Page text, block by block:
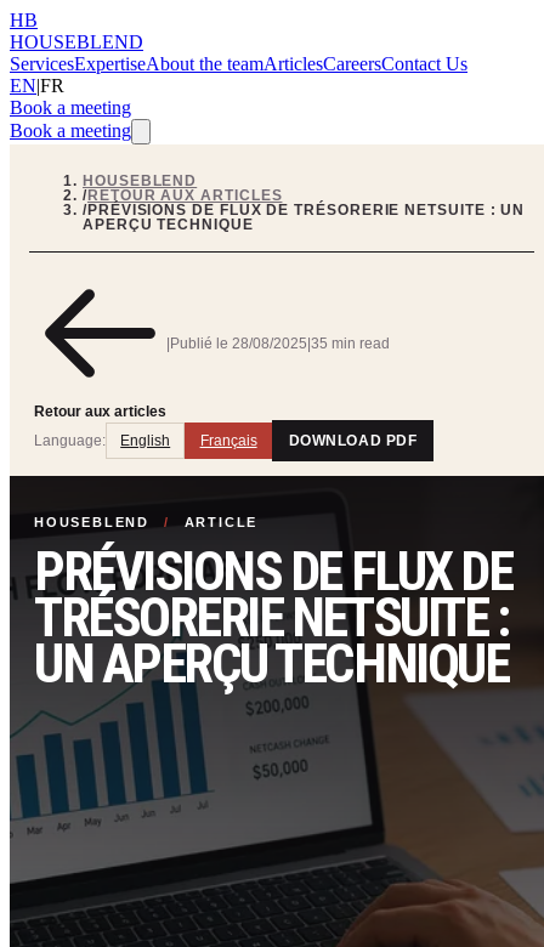
HB
HOUSEBLEND
ServicesExpertiseAbout the teamArticlesCareersContact Us
EN|FR
Book a meeting
Book a meeting
HOUSEBLEND
/RETOUR AUX ARTICLES
/PRÉVISIONS DE FLUX DE TRÉSORERIE NETSUITE : UN
APERÇU TECHNIQUE
Retour aux articles
Publié le 28/08/2025 35 min read
Language: English Français DOWNLOAD PDF
HOUSEBLEND / ARTICLE
PRÉVISIONS DE FLUX DE
TRÉSORERIE NETSUITE :
UN APERÇU TECHNIQUE